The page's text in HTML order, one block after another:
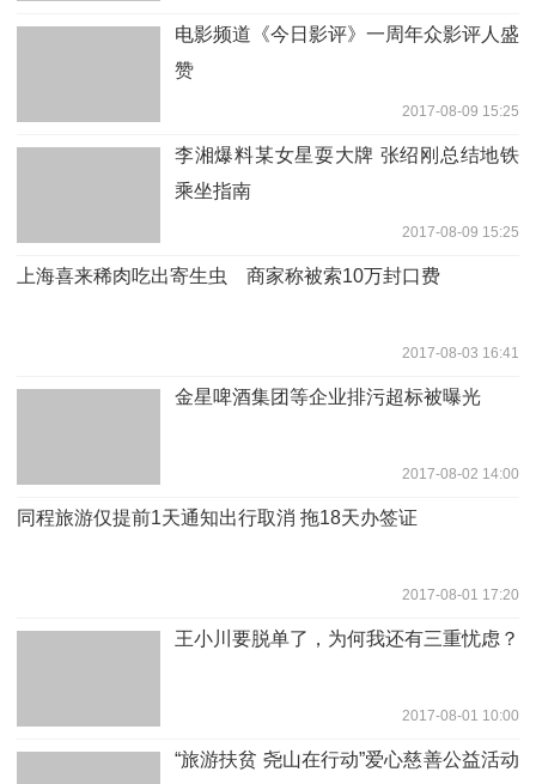
电影频道《今日影评》一周年众影评人盛
赞
2017-08-09 15:25
李湘爆料某女星耍大牌 张绍刚总结地铁
乘坐指南
2017-08-09 15:25
上海喜来稀肉吃出寄生虫 商家称被索10万封口费
2017-08-03 16:41
金星啤酒集团等企业排污超标被曝光
2017-08-02 14:00
同程旅游仅提前1天通知出行取消 拖18天办签证
2017-08-01 17:20
王小川要脱单了，为何我还有三重忧虑？
2017-08-01 10:00
“旅游扶贫 尧山在行动”爱心慈善公益活动